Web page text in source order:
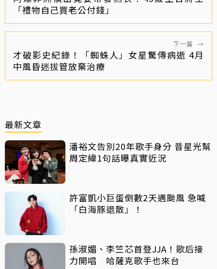
「禮物自己買老公付錢」
下一篇 →
才破影史紀錄！「蜘蛛人」女星驚傳病逝 4月
中風昏迷拔管放棄治療
最新文章
潘裕文告別20年歌手身分 昔星光幫
周定緯1句話曝真實近況
許富凱小巨蛋倒數2天遇颱風 急喊
「白海豚退散」！
孫淑媚、李竺芯首登JJA！歌后接
力開唱 哈薩克歌手也來台